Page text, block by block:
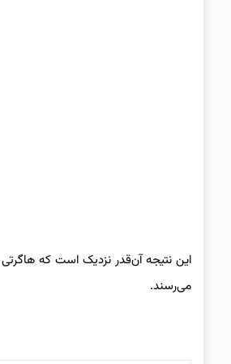
این نتیجه آن‌قدر نزدیک است که
می‌رسند.